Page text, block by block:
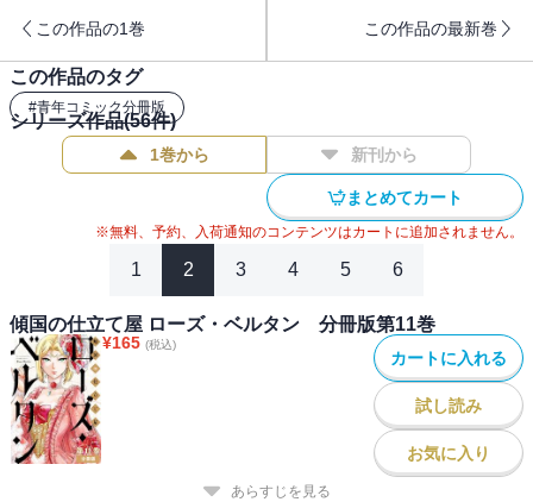
この作品の1巻 この作品の最新巻
この作品のタグ
#青年コミック分冊版
シリーズ作品(56件)
1巻から 新刊から
まとめてカート
※無料、予約、入荷通知のコンテンツはカートに追加されません。
1 2 3 4 5 6
傾国の仕立て屋 ローズ・ベルタン 分冊版第11巻
¥165 (税込)
カートに入れる
試し読み
お気に入り
あらすじを見る